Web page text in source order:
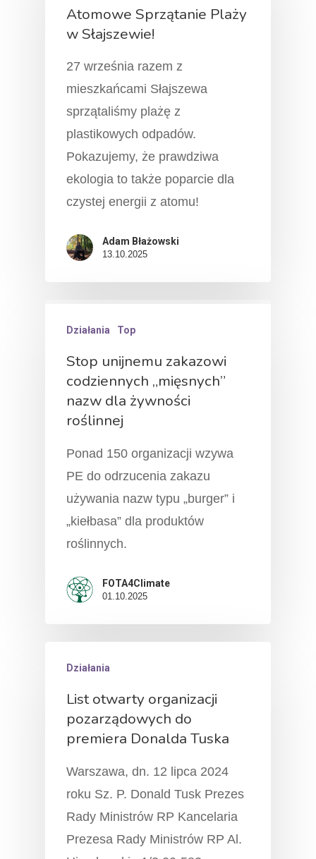
Atomowe Sprzątanie Plaży
w Słajszewie!
27 września razem z
mieszkańcami Słajszewa
sprzątaliśmy plażę z
plastikowych odpadów.
Pokazujemy, że prawdziwa
ekologia to także poparcie dla
czystej energii z atomu!
Adam Błażowski
13.10.2025
Działania Top
Stop unijnemu zakazowi
codziennych „mięsnych”
nazw dla żywności
roślinnej
Ponad 150 organizacji wzywa
PE do odrzucenia zakazu
używania nazw typu „burger” i
„kiełbasa” dla produktów
roślinnych.
FOTA4Climate
01.10.2025
Działania
List otwarty organizacji
pozarządowych do
premiera Donalda Tuska
Warszawa, dn. 12 lipca 2024
roku Sz. P. Donald Tusk Prezes
Rady Ministrów RP Kancelaria
Prezesa Rady Ministrów RP Al.
O Nas
Fakty
Kontakt